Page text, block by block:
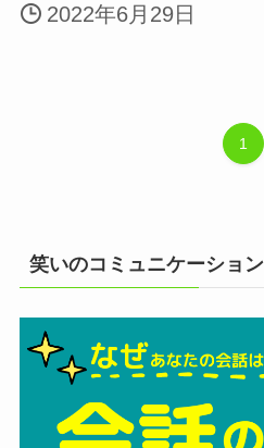
2022年6月29日
1
笑いのコミュニケーショ